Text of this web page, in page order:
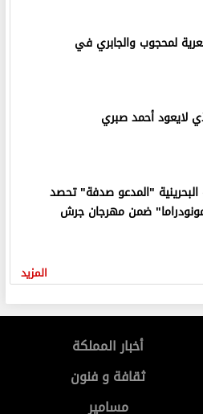
لمحجوب والجابري في
لايعود أحمد صبري
البحرينية "المدعو صدفة" تحصد
ضمن مهرجان جرش
المزيد
أخبار المملكة
ثقافة و فنون
مسامير